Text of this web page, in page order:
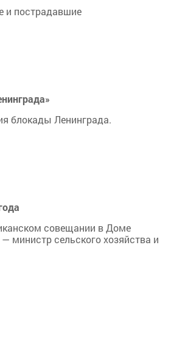
и пострадавшие
блокады Ленинграда.
совещании в Доме
министр сельского хозяйства и